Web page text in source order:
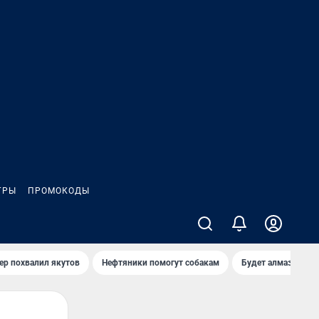
ПРОМОКОДЫ
похвалил якутов Нефтяники помогут собакам Будет алмазный